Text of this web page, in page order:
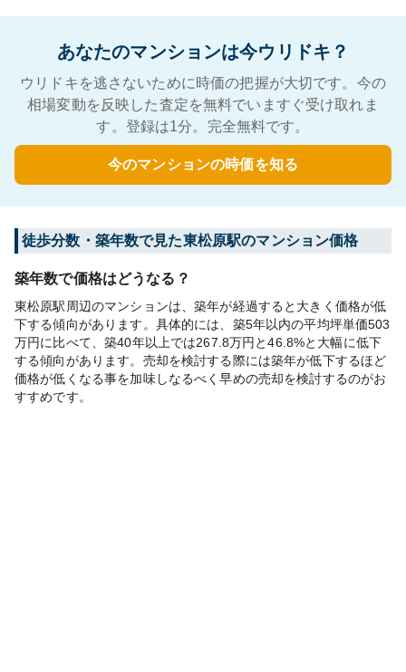
あなたのマンションは今ウリドキ？
ウリドキを逃さないために時価の把握が大切です。今の
相場変動を反映した査定を無料でいますぐ受け取れま
す。登録は1分。完全無料です。
今のマンションの時価を知る
徒歩分数・築年数で見た東松原駅のマンション価格
築年数で価格はどうなる？
東松原駅周辺のマンションは、築年が経過すると大きく価格が低
下する傾向があります。具体的には、築5年以内の平均坪単価503
万円に比べて、築40年以上では267.8万円と46.8%と大幅に低下
する傾向があります。売却を検討する際には築年が低下するほど
価格が低くなる事を加味しなるべく早めの売却を検討するのがお
すすめです。